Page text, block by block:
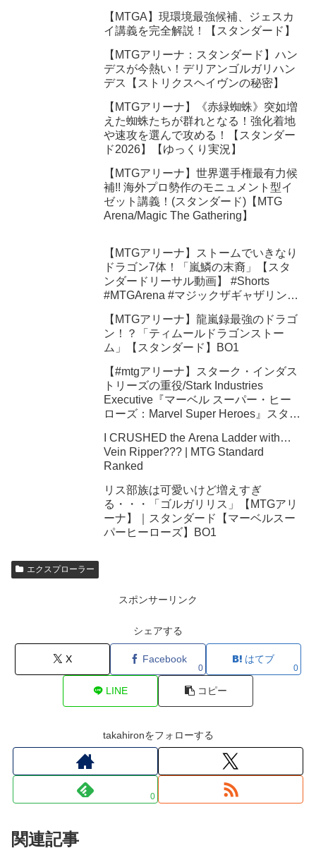
【MTGA】現環境最強候補、ジェスカ
イ講義を完全解説！【スタンダード】
【MTGアリーナ：スタンダード】ハン
デスが今熱い！デリアンゴルガリハン
デス【ストリクスヘイヴンの秘密】
【MTGアリーナ】《赤緑蜘蛛》突如増
えた蜘蛛たちが群れとなる！強化着地
や速攻を選んで攻める！【スタンダー
ド2026】【ゆっくり実況】
【MTGアリーナ】世界選手権最有力候
補!! 海外プロ勢作のモニュメント型イ
ゼット講義！(スタンダード)【MTG
Arena/Magic The Gathering】
【MTGアリーナ】ストームでいきなり
ドラゴン7体！「嵐鱗の末裔」【スタ
ンダードリーサル動画】 #Shorts
#MTGArena #マジックザギャザリング
【MTGアリーナ】龍嵐録最強のドラゴ
ン！？「ティムールドラゴンストー
ム」【スタンダード】BO1
【#mtgアリーナ】スターク・インダス
トリーズの重役/Stark Industries
Executive『マーベル スーパー・ヒー
ローズ：Marvel Super Heroes』スタン
I CRUSHED the Arena Ladder with…
Vein Ripper??? | MTG Standard
Ranked
リス部族は可愛いけど増えすぎ
る・・・「ゴルガリリス」【MTGアリ
ーナ】｜スタンダード【マーベルスー
パーヒーローズ】BO1
エクスプローラー
スポンサーリンク
シェアする
X Facebook
0
はてブ
0
LINE コピー
takahironをフォローする
0
関連記事